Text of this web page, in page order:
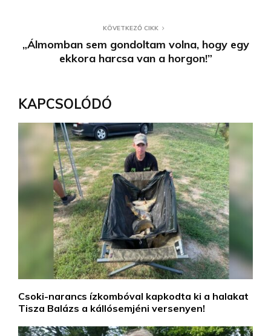
KÖVETKEZŐ CIKK
„Álmomban sem gondoltam volna, hogy egy
ekkora harcsa van a horgon!”
KAPCSOLÓDÓ
Csoki-narancs ízkombóval kapkodta ki a halakat
Tisza Balázs a kállósemjéni versenyen!